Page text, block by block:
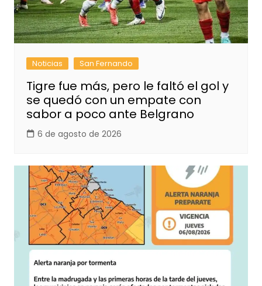
Noticias San Fernando
Tigre fue más, pero le faltó el gol y
se quedó con un empate con
sabor a poco ante Belgrano
6 de agosto de 2026